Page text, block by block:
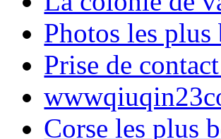
Photos les plus
Prise de
Corse les plus